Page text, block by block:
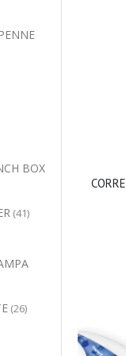
BOX
(41)
(26)